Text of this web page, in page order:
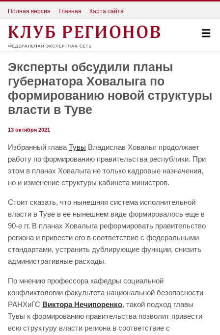
Полная версия Главная Карта сайта
Эксперты обсудили планы
губернатора Ховалыга по
формированию новой структуры
власти в Туве
13 октября 2021
Избранный глава Тувы Владислав Ховалыг продолжает
работу по формированию правительства республики. При
этом в планах Ховалыга не только кадровые назначения,
но и изменение структуры кабинета министров.
Стоит сказать, что нынешняя система исполнительной
власти в Туве в ее нынешнем виде формировалось еще в
90-е гг. В планах Ховалыга реформировать правительство
региона и привести его в соответствие с федеральными
стандартами, устранить дублирующие функции, снизить
административные расходы.
По мнению профессора кафедры социальной
конфликтологии факультета национальной безопасности
РАНХиГС Виктора Нечипоренко, такой подход главы
Тувы к формированию правительства позволит привести
всю структуру власти региона в соответствие с